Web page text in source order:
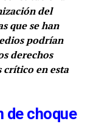
del
que se han
podrían
derechos
crítico en esta
de choque